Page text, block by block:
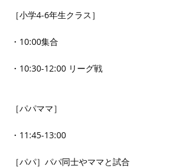
［小学4-6年生クラス］
・10:00集合
・10:30-12:00 リーグ戦
［パパママ］
・11:45-13:00
［パパ］パパ同士やママと試合